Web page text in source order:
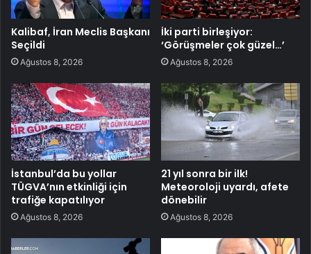
Kalibaf, İran Meclis Başkanı
Seçildi
Ağustos 8, 2026
İki parti birleşiyor:
‘Görüşmeler çok güzel…’
Ağustos 8, 2026
İstanbul’da bu yollar
TÜGVA’nın etkinliği için
trafiğe kapatılıyor
Ağustos 8, 2026
21 yıl sonra bir ilk!
Meteoroloji uyardı, afete
dönebilir
Ağustos 8, 2026